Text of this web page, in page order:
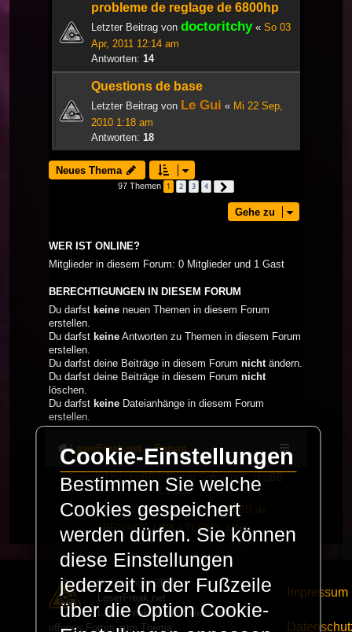
probleme de reglage de 6800hp
Letzter Beitrag von doctoritchy« So 03
Apr, 2011 12:14 am
Antworten: 14
Questions de base
Letzter Beitrag von Le Gui « Mi 22 Sep,
2010 1:18 am
Antworten: 18
Neues Thema
97 Themen 1 2 3 4
Gehe zu
WER IST ONLINE?
Mitglieder in diesem Forum: 0 Mitglieder und 1 Gast
BERECHTIGUNGEN IN DIESEM FORUM
Du darfst keine neuen Themen in diesem Forum
erstellen.
Du darfst keine Antworten zu Themen in diesem Forum
erstellen.
Du darfst deine Beiträge in diesem Forum nichtändern.
Du darfst deine Beiträge in diesem Forum nicht
löschen.
Du darfst keine Dateianhänge in diesem Forum
erstellen.
LaserFreak.net Forum
Powered by phpBB
® Forum Software © phpBB
Limited
Deutsche Übersetzung durchphpBB.de
PRIVACY_LINK| TERMS_LINK
© Copyright 2025 -
LaserFreak.net
LaserFreak ist ein freies und
offenes Forum zum Thema
Impressum
Cookie-Einstellungen
Bestimmen Sie welche
Cookies gespeichert
werden dürfen. Sie können
diese Einstellungen
jederzeit in der Fußzeile
über die Option Cookie-